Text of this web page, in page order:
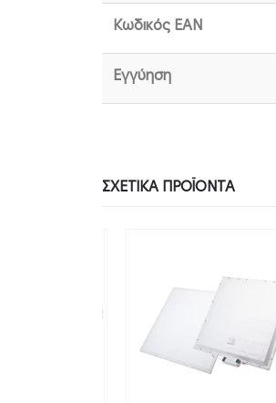
Κωδικός EAN
Εγγύηση
ΣΧΕΤΙΚΆ ΠΡΟΪΌΝΤΑ